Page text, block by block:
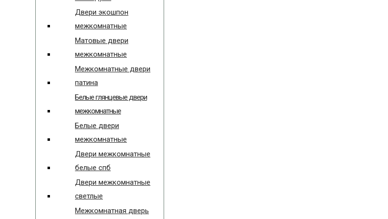
Двери экошпон
межкомнатные
Матовые двери
межкомнатные
Межкомнатные двери
патина
Белые глянцевые двери
межкомнатные
Белые двери
межкомнатные
Двери межкомнатные
белые спб
Двери межкомнатные
светлые
Межкомнатная дверь